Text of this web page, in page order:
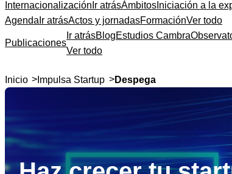
Internacionalización Ir atrásÁmbitos Iniciación a la
Agenda Ir atrásActos y jornadasFormaciónVer todo
Publicaciones
Ir atrásBlogEstudios Cambra
Ver todo
Inicio > Impulsa Startup >Despega